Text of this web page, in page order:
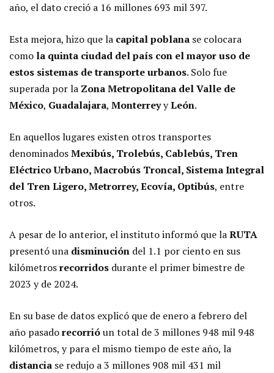
año, el dato creció a 16 millones 693 mil 397.
Esta mejora, hizo que la capital poblana se colocara
como la quinta ciudad del país con el mayor uso de
estos sistemas de transporte urbanos. Solo fue
superada por la Zona Metropolitana del Valle de
México, Guadalajara, MonterreyyLeón.
En aquellos lugares existen otros transportes
denominadosMexibús, Trolebús, Cablebús, Tren
Eléctrico Urbano, Macrobús Troncal, Sistema Integral
del Tren Ligero, Metrorrey, Ecovía, Optibús, entre
otros.
A pesar de lo anterior, el instituto informó que laRUTA
presentó una disminución del 1.1 por ciento en sus
kilómetrosrecorridos durante el primer bimestre de
2023 y de 2024.
En su base de datos explicó que de enero a febrero del
año pasadorecorrióun total de 3 millones 948 mil 948
kilómetros, y para el mismo tiempo de este año, la
distancia se redujo a 3 millones 908 mil 431 mil